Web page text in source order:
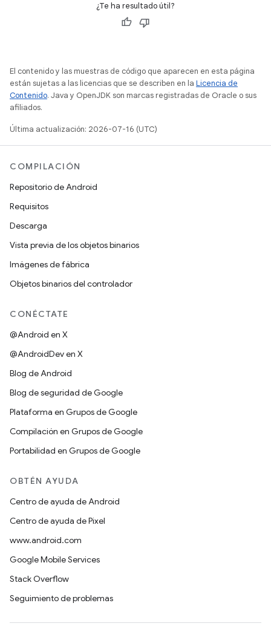
¿Te ha resultado útil?
El contenido y las muestras de código que aparecen en esta página
están sujetas a las licencias que se describen en la Licencia de
Contenido. Java y OpenJDK son marcas registradas de Oracle o sus
afiliados.
Última actualización: 2026-07-16 (UTC)
COMPILACIÓN
Repositorio de Android
Requisitos
Descarga
Vista previa de los objetos binarios
Imágenes de fábrica
Objetos binarios del controlador
CONÉCTATE
@Android en X
@AndroidDev en X
Blog de Android
Blog de seguridad de Google
Plataforma en Grupos de Google
Compilación en Grupos de Google
Portabilidad en Grupos de Google
OBTÉN AYUDA
Centro de ayuda de Android
Centro de ayuda de Pixel
www.android.com
Google Mobile Services
Stack Overflow
Seguimiento de problemas